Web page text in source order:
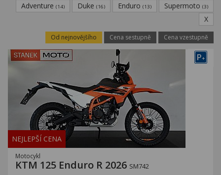
Adventure (14) Duke (16) Enduro (13) Supermoto (3)
X
Od nejnovějšího Cena sestupně Cena vzestupně
P+
NEJLEPŠÍ CENA
Motocykl
KTM 125 Enduro R 2026 SM742